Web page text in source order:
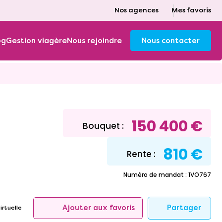
Nos agences Mes favoris
Gestion viagèreNous rejoindre Nous contacter
Bouquet : 150 400 €
Rente : 810 €
Numéro de mandat : 1VO767
Ajouter aux favoris Partager